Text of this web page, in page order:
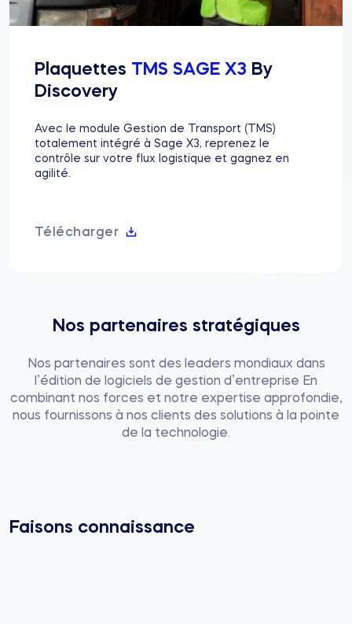
Plaquettes TMS SAGE X3 By
Discovery
Avec le module Gestion de Transport (TMS)
totalement intégré à Sage X3, reprenez le
contrôle sur votre flux logistique et gagnez en
agilité.
Télécharger
Nos partenaires stratégiques
Nos partenaires sont des leaders mondiaux dans
l’édition de logiciels de gestion d’entreprise En
combinant nos forces et notre expertise approfondie,
nous fournissons à nos clients des solutions à la pointe
de la technologie.
Faisons connaissance